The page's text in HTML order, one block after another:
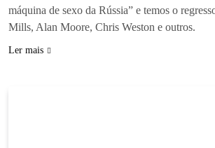
máquina de sexo da Rússia” e temos o
Mills, Alan Moore, Chris Weston e outros.
Ler mais